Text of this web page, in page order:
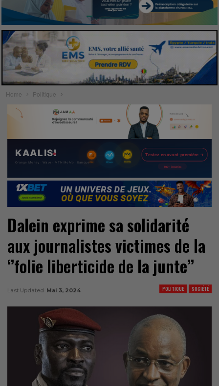
Home Politique
Dalein exprime sa solidarité
aux journalistes victimes de la
‘’folie liberticide de la junte’’
POLITIQUE SOCIÉTÉ
Last Updated Mai 3, 2024